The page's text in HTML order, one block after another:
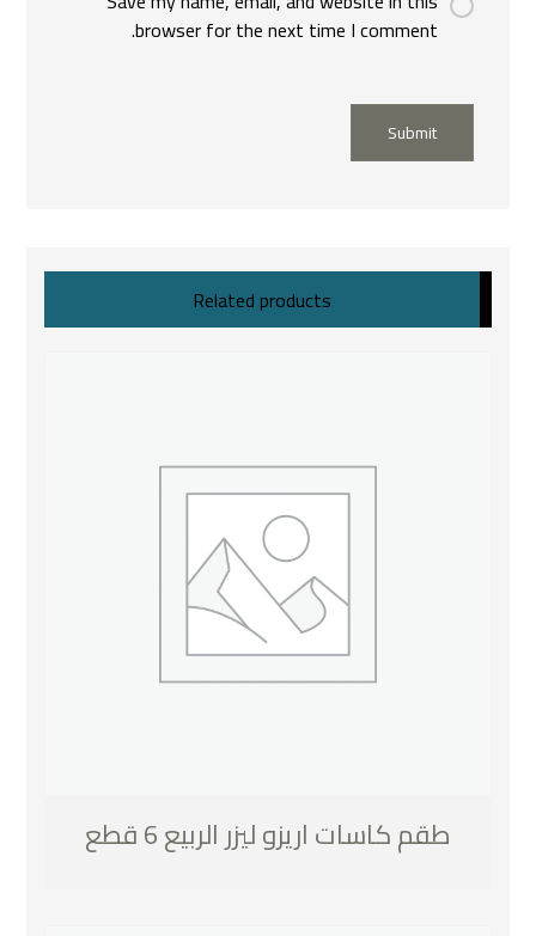
browser for the next time I comment.
Submit
Related products
طقم كاسات اريزو ليزر الربيع 6 قطع